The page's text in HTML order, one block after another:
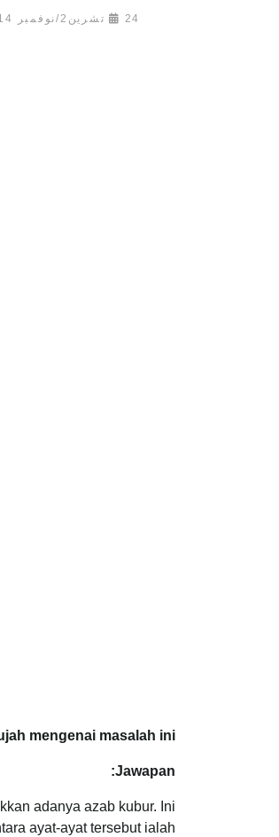
24 تشرين2/نوفمبر 2014
mengenai masalah ini?
Jawapan:
adanya azab kubur. Ini
ayat-ayat tersebut ialah: